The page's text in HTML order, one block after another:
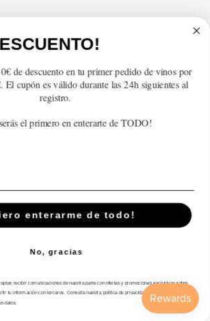
Copa de Balón Powered by Shopify
· No se vende alcohol a menores de 18 años ·
Payment
Carrito
de descuento en tu primer pedido de vinos por
El cupón es válido durante las 24h siguientes al
registro.
el primero en enterarte de TODO!
enterarme de todo!
No, gracias
recibir comunicaciones de nuestra parte con ofertas y promociones exclusivas sobre
tu información con terceros. Consulta nuestra política de privacidad para más detalles
datos.